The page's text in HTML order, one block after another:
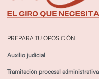
PREPARA TU OPOSICIÓN
Auxilio judicial
Tramitación procesal administrativa